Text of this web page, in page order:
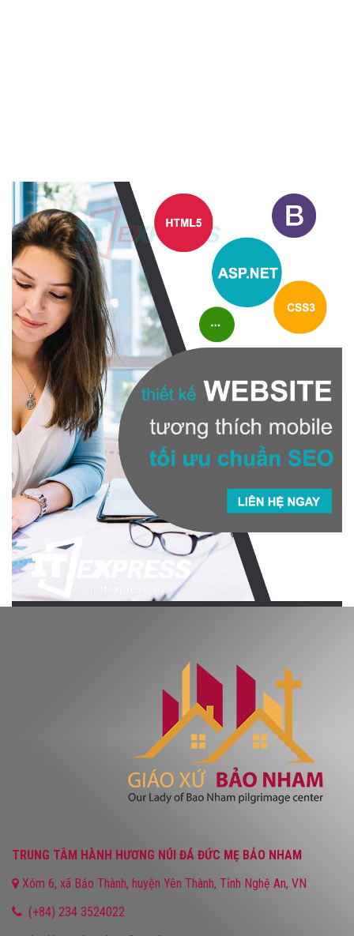
TRUNG TÂM HÀNH HƯƠNG NÚI ĐÁ ĐỨC MẸ BẢO NHAM
Xóm 6, xã Bảo Thành, huyện Yên Thành, Tỉnh Nghệ An, VN
(+84) 234 3524022